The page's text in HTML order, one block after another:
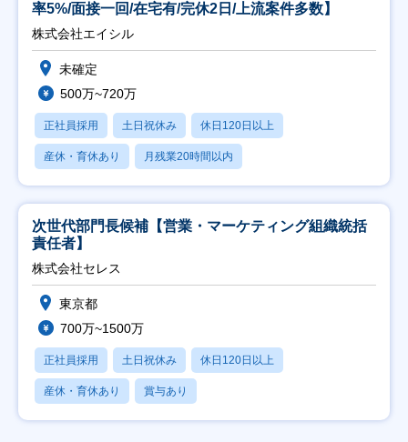
率5%/面接一回/在宅有/完休2日/上流案件多数】
株式会社エイシル
未確定
500万~720万
正社員採用 土日祝休み 休日120日以上
産休・育休あり 月残業20時間以内
次世代部門長候補【営業・マーケティング組織統括
責任者】
株式会社セレス
東京都
700万~1500万
正社員採用 土日祝休み 休日120日以上
産休・育休あり 賞与あり